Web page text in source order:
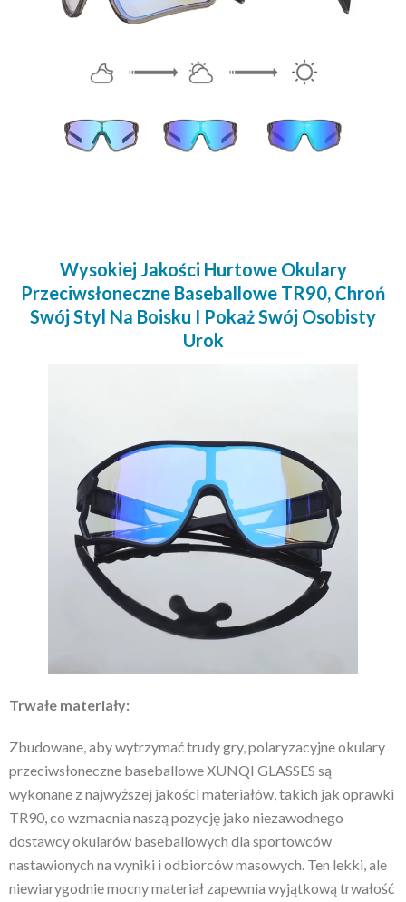
Wysokiej Jakości Hurtowe Okulary
Przeciwsłoneczne Baseballowe TR90, Chroń
Swój Styl Na Boisku I Pokaż Swój Osobisty
Urok
Trwałe materiały:
Zbudowane, aby wytrzymać trudy gry, polaryzacyjne okulary
przeciwsłoneczne baseballowe XUNQI GLASSES są
wykonane z najwyższej jakości materiałów, takich jak oprawki
TR90, co wzmacnia naszą pozycję jako niezawodnego
dostawcy okularów baseballowych dla sportowców
nastawionych na wyniki i odbiorców masowych. Ten lekki, ale
niewiarygodnie mocny materiał zapewnia wyjątkową trwałość